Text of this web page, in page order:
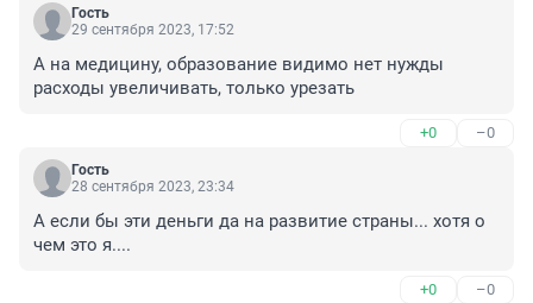
Гость
29 сентября 2023, 17:52
А на медицину, образование видимо нет нужды
расходы увеличивать, только урезать
+0 –0
Гость
28 сентября 2023, 23:34
А если бы эти деньги да на развитие страны... хотя о
чем это я....
+0 –0